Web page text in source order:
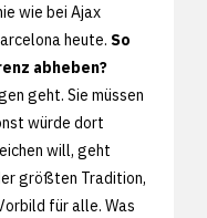
wie bei Ajax
heute. So
abheben?
geht. Sie müssen
würde dort
will, geht
größten Tradition,
für alle. Was